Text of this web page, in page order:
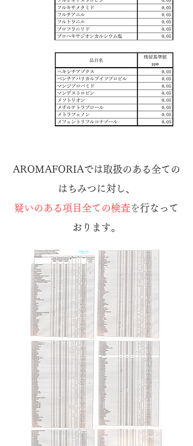
AROMAFORIAでは取扱のある全ての
はちみつに対し、​
疑いのある項目全ての検査を行なって
おります。